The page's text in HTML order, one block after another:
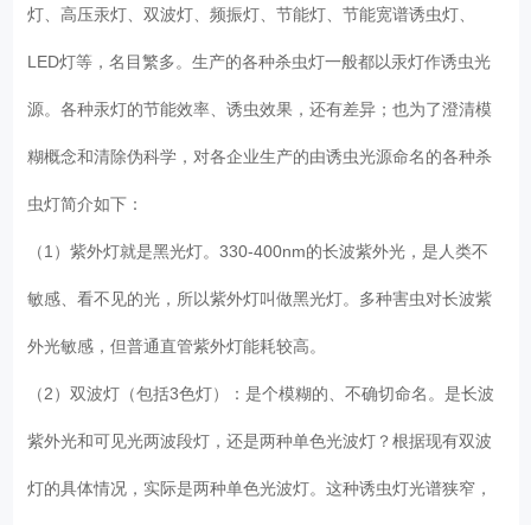
灯、高压汞灯、双波灯、频振灯、节能灯、节能宽谱诱虫灯、
LED灯等，名目繁多。生产的各种杀虫灯一般都以汞灯作诱虫光
源。各种汞灯的节能效率、诱虫效果，还有差异；也为了澄清模
糊概念和清除伪科学，对各企业生产的由诱虫光源命名的各种杀
虫灯简介如下：
（1）紫外灯就是黑光灯。330-400nm的长波紫外光，是人类不
敏感、看不见的光，所以紫外灯叫做黑光灯。多种害虫对长波紫
外光敏感，但普通直管紫外灯能耗较高。
（2）双波灯（包括3色灯）：是个模糊的、不确切命名。是长波
紫外光和可见光两波段灯，还是两种单色光波灯？根据现有双波
灯的具体情况，实际是两种单色光波灯。这种诱虫灯光谱狭窄，